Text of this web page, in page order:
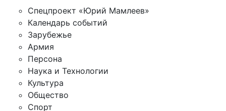
Спецпроект «Юрий Мамлеев»
Календарь событий
Зарубежье
Армия
Персона
Наука и Технологии
Культура
Общество
Спорт